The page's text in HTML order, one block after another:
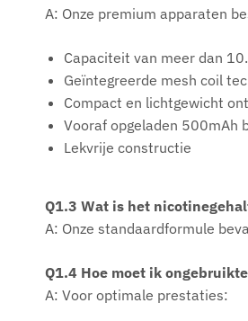
A: Onze premium apparaten
Capaciteit van meer dan
Geïntegreerde mesh coil
Compact en lichtgewicht
Vooraf opgeladen 500mAh
Lekvrije constructie
Q1.3 Wat is het
A: Onze standaardformule
Q1.4 Hoe moet ik
A: Voor optimale prestaties: